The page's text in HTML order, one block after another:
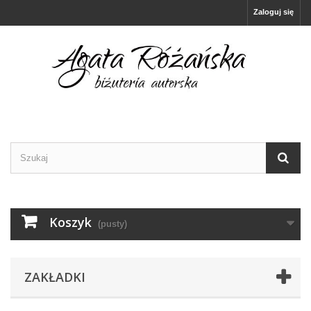
Zaloguj się
Koszyk (pusty)
ZAKŁADKI